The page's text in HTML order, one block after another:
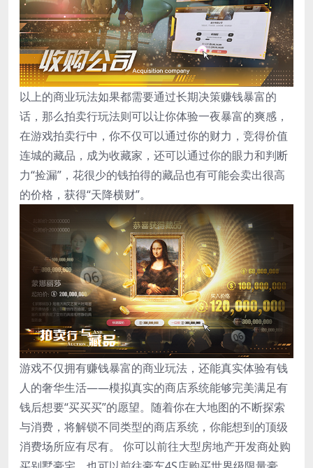
以上的商业玩法如果都需要通过长期决策赚钱暴富的
话，那么拍卖行玩法则可以让你体验一夜暴富的爽感，
在游戏拍卖行中，你不仅可以通过你的财力，竞得价值
连城的藏品，成为收藏家，还可以通过你的眼力和判断
力“捡漏”，花很少的钱拍得的藏品也有可能会卖出很高
的价格，获得“天降横财”。
游戏不仅拥有赚钱暴富的商业玩法，还能真实体验有钱
人的奢华生活——模拟真实的商店系统能够完美满足有
钱后想要“买买买”的愿望。随着你在大地图的不断探索
与消费，将解锁不同类型的商店系统，你能想到的顶级
消费场所应有尽有。 你可以前往大型房地产开发商处购